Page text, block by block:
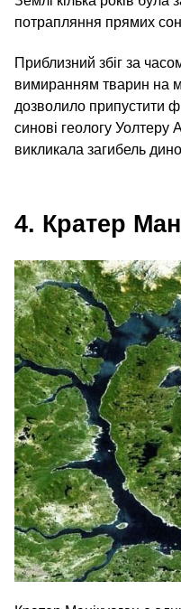
потрапляння прямих
Приблизний збіг за
вимиранням тварин на
дозволило припустити
синові геологу Уолтеру
викликала загибель
4. Кратер